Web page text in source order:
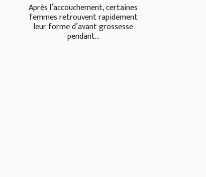
Après l’accouchement, certaines
femmes retrouvent rapidement
leur forme d’avant grossesse
pendant...